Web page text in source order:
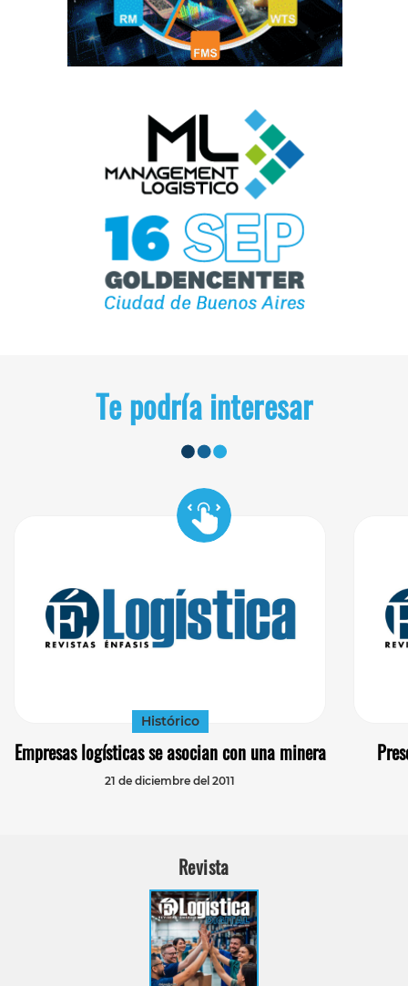
Te podría interesar
Histórico
Empresas logísticas se asocian con una minera
21 de diciembre del 2011
Revista